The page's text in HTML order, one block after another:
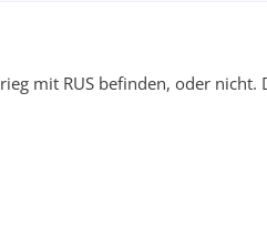
mit RUS befinden, oder